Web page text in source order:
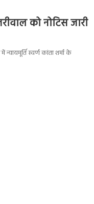
को नोटिस जारी
स्वर्ण कांता शर्मा के